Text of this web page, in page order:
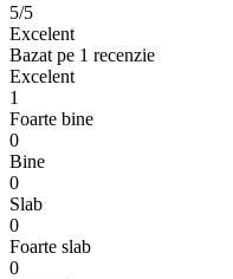
5/5
Excelent
Bazat pe 1 recenzie
Excelent
1
Foarte bine
0
Bine
0
Slab
0
Foarte slab
0